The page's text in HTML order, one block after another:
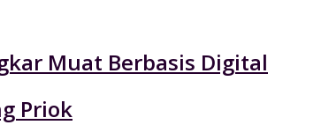
Muat Berbasis Digital
Priok